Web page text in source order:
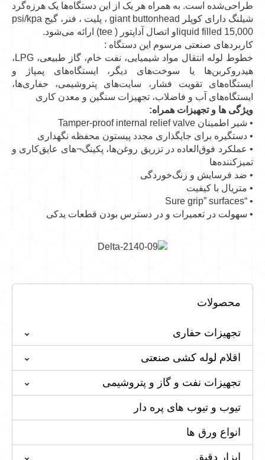
طراحی‌شده است. به همراه هر یک از این دستگاه‌ها یک هرزه‌گرد
شیلنگ دارای کوپلر giant buttonhead ، پلیت ، فنر، گیج psi/kpa
liquid filled 15,000و اتصال آداپتور ( tee) ارائه می‌شود.
کاربردهای صنعتی مرسوم این دستگاه :
خطوط لوله انتقال مواد شیمیایی، نفت خام، گاز طبیعی، LPG،
هیدروکربن‌ها یا سوخت‌های دیگر، ایستگاه‌های پمپاژ و
ایستگاه‌های تقویت فشار، سایت‌های پتروشیمی، حفاری‌ها،
ایستگاه‌های آب و فاضلاب، تجهیزات سنگین و معدن کاری
ویژگی ها و تجهیزات همراه:
• شیر اطمینان Tamper-proof internal relief valve
• دستگیره برای جایگذاری مجدد پیستون محفظه نگهداری
• عملکرد فوق‌العاده در تزریق روغن‌ها، پکینگ¬های عایق‌کاری و
تمیزکننده‌ها
• ضد فرسایش و زنگ‌خوردگی
• متریال با کیفیت
• “Sure grip” surfaces
• سهولت در تعمیرات و در دسترس بودن قطعات یدکی
محصولات
تجهیزات حفاری
اقلام لوله کشی صنعتی
تجهیزات نفت و گاز و پتروشیمی
تیوب و تیوب های پره دار
انواع ورق ها
ابزار دقیق